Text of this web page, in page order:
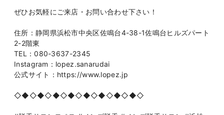
ぜひお気軽にご来店・お問い合わせ下さい！
住所：静岡県浜松市中央区佐鳴台4-38-1佐鳴台ヒルズパート
2-2階東
TEL：080-3637-2345
Instagram：lopez.sanarudai
公式サイト：https://www.lopez.jp
◇◆◇◆◇◆◇◆◇◆◇◆◇◆◇◆◇